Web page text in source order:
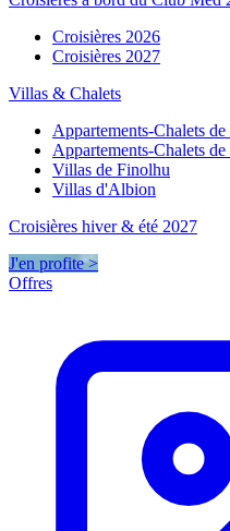
Croisières 2026
Croisières 2027
Villas & Chalets
Appartements-Chalets
Appartements-Chalets
Villas de Finolhu
Villas d'Albion
Croisières hiver & été 2027
J'en profite >
Offres